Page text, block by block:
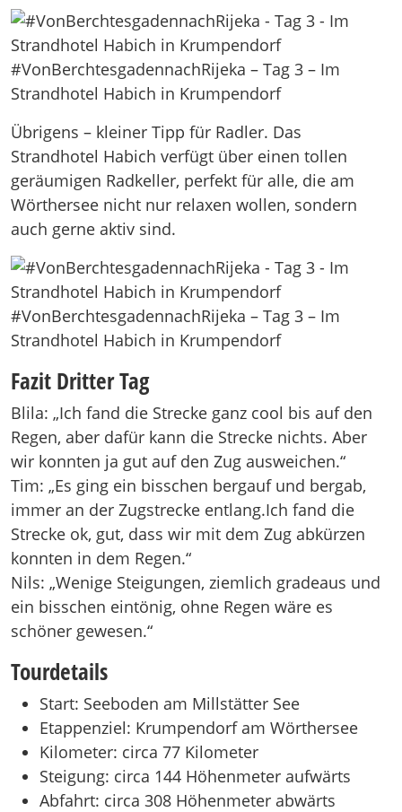
#VonBerchtesgadennachRijeka – Tag 3 – Im
Strandhotel Habich in Krumpendorf
Übrigens – kleiner Tipp für Radler. Das
Strandhotel Habich verfügt über einen tollen
geräumigen Radkeller, perfekt für alle, die am
Wörthersee nicht nur relaxen wollen, sondern
auch gerne aktiv sind.
#VonBerchtesgadennachRijeka – Tag 3 – Im
Strandhotel Habich in Krumpendorf
Fazit Dritter Tag
Blila: „Ich fand die Strecke ganz cool bis auf den
Regen, aber dafür kann die Strecke nichts. Aber
wir konnten ja gut auf den Zug ausweichen.“
Tim: „Es ging ein bisschen bergauf und bergab,
immer an der Zugstrecke entlang.Ich fand die
Strecke ok, gut, dass wir mit dem Zug abkürzen
konnten in dem Regen.“
Nils: „Wenige Steigungen, ziemlich gradeaus und
ein bisschen eintönig, ohne Regen wäre es
schöner gewesen.“
Tourdetails
Start: Seeboden am Millstätter See
Etappenziel: Krumpendorf am Wörthersee
Kilometer: circa 77 Kilometer
Steigung: circa 144 Höhenmeter aufwärts
Abfahrt: circa 308 Höhenmeter abwärts